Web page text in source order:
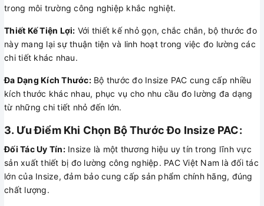
trong môi trường công nghiệp khắc nghiệt.
Thiết Kế Tiện Lợi: Với thiết kế nhỏ gọn, chắc chắn, bộ thước đo
này mang lại sự thuận tiện và linh hoạt trong việc đo lường các
chi tiết khác nhau.
Đa Dạng Kích Thước:Bộ thước đo Insize PAC cung cấp nhiều
kích thước khác nhau, phục vụ cho nhu cầu đo lường đa dạng
từ những chi tiết nhỏ đến lớn.
3. Ưu Điểm Khi Chọn Bộ Thước Đo Insize PAC:
Đối Tác Uy Tín:Insize là một thương hiệu uy tín trong lĩnh vực
sản xuất thiết bị đo lường công nghiệp. PAC Việt Nam là đối tác
lớn của Insize, đảm bảo cung cấp sản phẩm chính hãng, đúng
chất lượng.